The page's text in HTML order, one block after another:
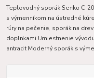
Teplovodný sporák Senko C-
s výmenníkom na ústredné
rúry na pečenie, sporák na
doplnkami.Umiestnenie
antracit Moderný sporák s